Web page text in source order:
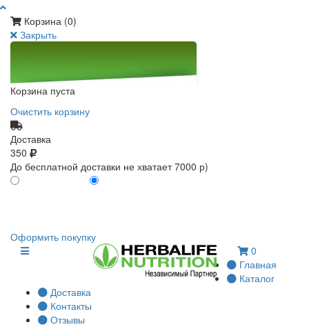
Корзина (0)
Закрыть
Корзина пуста
Очистить корзину
Доставка
350
До бесплатной доставки не хватает 7000 р)
Оформить покупку
0
Главная
Каталог
Доставка
Контакты
Отзывы